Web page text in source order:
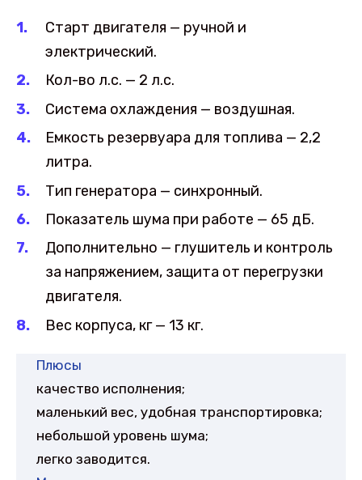
Старт двигателя — ручной и
электрический.
Кол-во л.с. — 2 л.с.
Система охлаждения — воздушная.
Емкость резервуара для топлива — 2,2
литра.
Тип генератора — синхронный.
Показатель шума при работе — 65 дБ.
Дополнительно — глушитель и контроль
за напряжением, защита от перегрузки
двигателя.
Вес корпуса, кг — 13 кг.
Плюсы
качество исполнения;
маленький вес, удобная транспортировка;
небольшой уровень шума;
легко заводится.